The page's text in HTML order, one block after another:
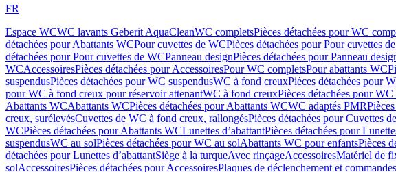
FR
Espace WCWC lavants Geberit AquaCleanWC completsPièces détachées pour WC
détachées pour Abattants WCPour cuvettes de WCPièces détachées pour Pour cuvettes
détachées pour Pour cuvettes de WCPanneau designPièces détachées pour Panneau
WCAccessoiresPièces détachées pour AccessoiresPour WC completsPour abattants WC
suspendusPièces détachées pour WC suspendusWC à fond creuxPièces détachées pour
pour WC à fond creux pour réservoir attenantWC à fond creuxPièces détachées pour
Abattants WCAbattants WCPièces détachées pour Abattants WCWC adaptés PMR
creux, surélevésCuvettes de WC à fond creux, rallongésPièces détachées pour Cuvettes
WCPièces détachées pour Abattants WCLunettes d’abattantPièces détachées pour
suspendusWC au solPièces détachées pour WC au solAbattants WC pour enfantsPièces
détachées pour Lunettes d’abattantSiège à la turqueAvec rinçageAccessoiresMatériel de
solAccessoiresPièces détachées pour AccessoiresPlaques de déclenchement et